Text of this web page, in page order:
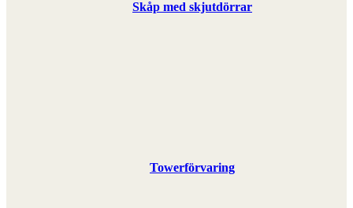
Skåp med skjutdörrar
Towerförvaring